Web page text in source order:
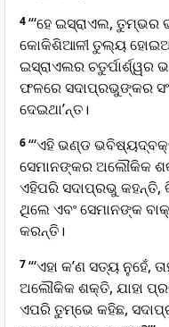
4“‘ହେ ଇସ୍ରାଏଲ,
କୋକିଶିଆଳୀ ତୁଲ୍ୟ
ଇସ୍ରାଏଲର ଚତୁର୍ପାର୍ଶ୍ୱର
ଫଳରେ ସଦାପ୍ରଭୁଙ୍କର
ଦେଇଥା’ନ୍ତ।
6“‘ଏହି ଭଣ୍ଡ
ସେମାନଙ୍କର ଅଲୌକିକ
ଏହିପରି ସଦାପ୍ରଭୁ କହନ୍ତି,
ଥିଲେ ଏବଂ ସେମାନଙ୍କ
କରନ୍ତି।
7“‘ଏହା କ’ଣ ସତ୍ୟ ନୁହେଁ,
ଅଲୌକିକ ଶକ୍ତି, ଯାହା
ଏପରି ତୁମ୍ଭେ କହିଛ,